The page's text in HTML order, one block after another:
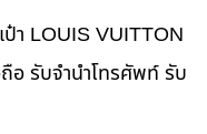
ป๋า LOUIS VUITTON
อ รับจำนำโทรศัพท์ รับ